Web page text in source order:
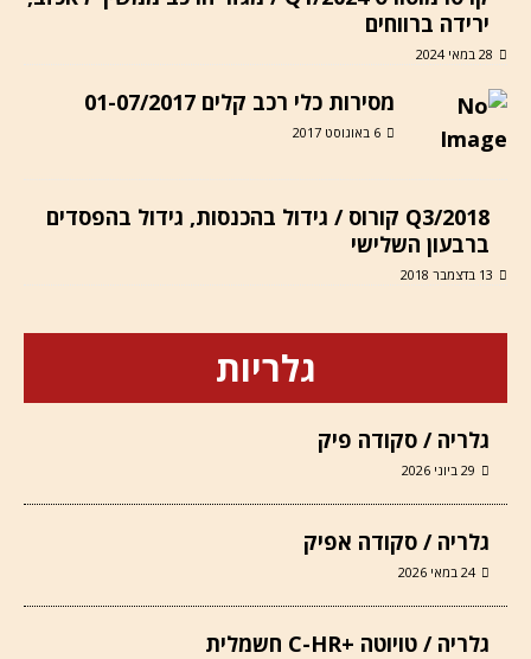
ירידה ברווחים
28 במאי 2024
מסירות כלי רכב קלים 01-07/2017
6 באוגוסט 2017
Q3/2018 קורוס / גידול בהכנסות, גידול בהפסדים
ברבעון השלישי
13 בדצמבר 2018
גלריות
גלריה / סקודה פיק
29 ביוני 2026
גלריה / סקודה אפיק
24 במאי 2026
גלריה / טויוטה +C-HR חשמלית